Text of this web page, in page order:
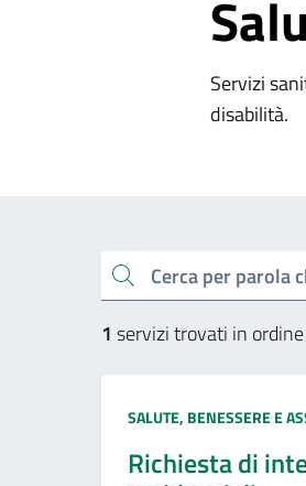
Servizi
disabilità.
Esplora
cerca
1 servizi trovati in
Categoria:
SALUTE, BENESSERE E
Richiesta di